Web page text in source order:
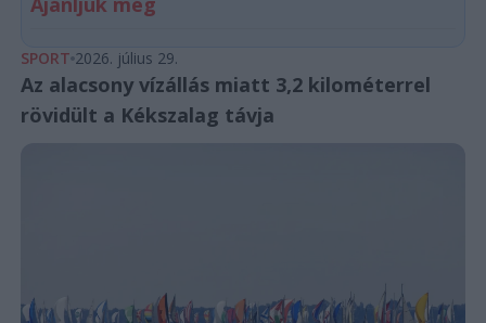
SPORT 2026. július 29.
Az alacsony vízállás miatt 3,2 kilométerrel
rövidült a Kékszalag távja